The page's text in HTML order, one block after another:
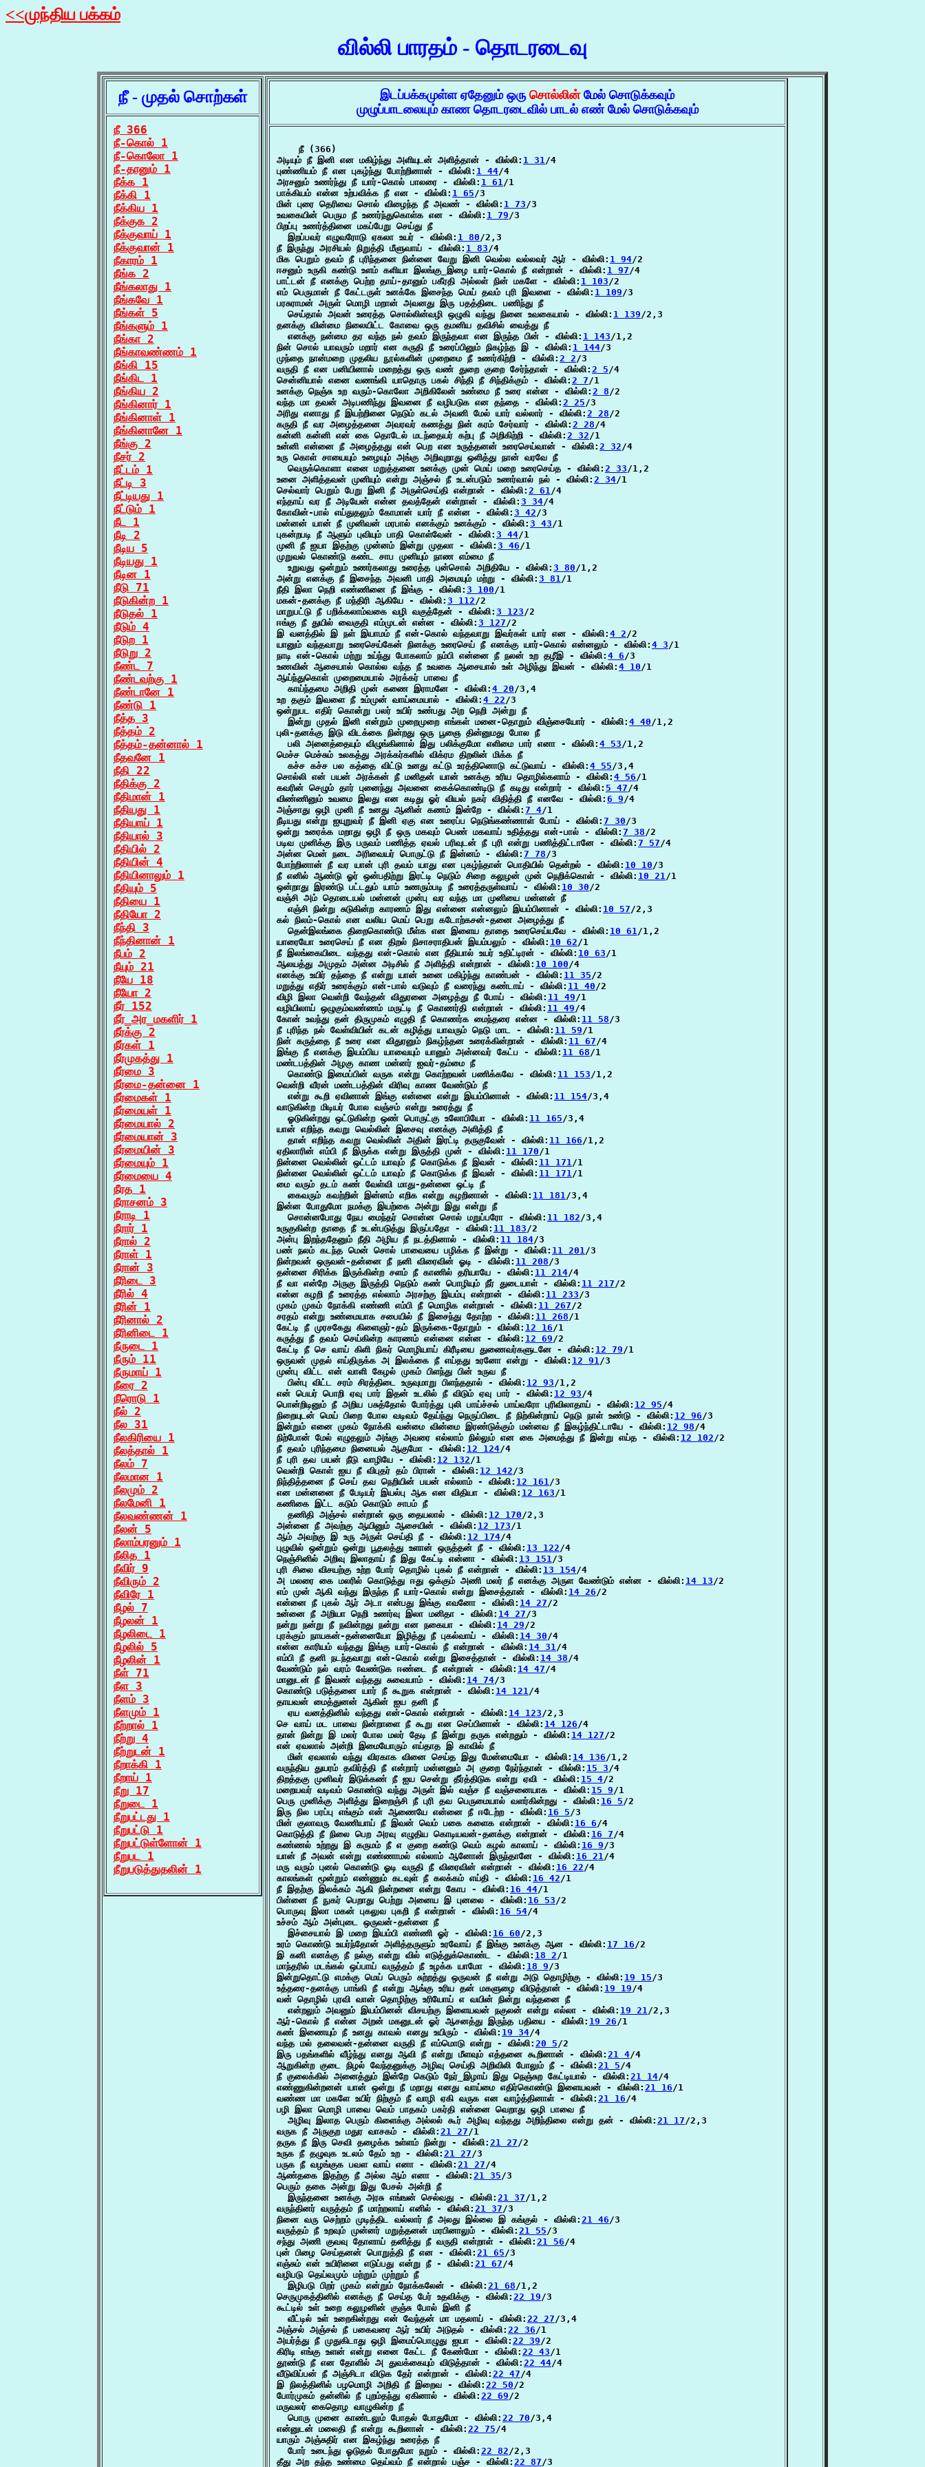
<<முந்திய பக்கம்
வில்லி பாரதம் - தொடரடைவு
நீ - முதல் சொற்கள்
நீ 366
நீ-கொல் 1
நீ-கொலோ 1
நீ-தானும் 1
நீக்க 1
நீக்கி 1
நீக்கிய 1
நீக்குக 2
நீக்குவாய் 1
நீக்குவான் 1
நீகாரம் 1
நீங்க 2
நீங்கலாது 1
நீங்கவே 1
நீங்கள் 5
நீங்களும் 1
நீங்கா 2
நீங்காவண்ணம் 1
நீங்கி 15
நீங்கிட 1
நீங்கிய 2
நீங்கினார் 1
நீங்கினாள் 1
நீங்கினானே 1
நீங்கு 2
நீசர் 2
நீட்டம் 1
நீட்டி 3
நீட்டியது 1
நீட்டும் 1
நீட 1
நீடி 2
நீடிய 5
நீடியது 1
நீடின 1
நீடு 71
நீடுகின்ற 1
நீடுதல் 1
நீடும் 4
நீடுற 1
நீடுறு 2
நீண்ட 7
நீண்டவற்கு 1
நீண்டானே 1
நீண்டு 1
நீத்த 3
நீத்தம் 2
நீத்தம்-தன்னால் 1
நீதவனே 1
நீதி 22
நீதிக்கு 2
நீதிமான் 1
நீதியது 1
நீதியாய் 1
நீதியால் 3
நீதியில் 2
நீதியின் 4
நீதியினாலும் 1
நீதியும் 5
நீதியை 1
நீதியோ 2
நீந்தி 3
நீந்தினான் 1
நீபம் 2
நீயும் 21
நீயே 18
நீயோ 2
நீர் 152
நீர்_அர_மகளிர் 1
நீர்க்கு 2
நீர்கள் 1
நீர்முகத்து 1
நீர்மை 3
நீர்மை-தன்னை 1
நீர்மைகள் 1
நீர்மையள் 1
நீர்மையால் 2
நீர்மையான் 3
நீர்மையின் 3
நீர்மையும் 1
நீர்மையை 4
நீரத 1
நீராசனம் 3
நீராடி 1
நீரார் 1
நீரால் 2
நீராள் 1
நீரான் 3
நீரிடை 3
நீரில் 4
நீரின் 1
நீரினால் 2
நீரினிடை 1
நீருடை 1
நீரும் 11
நீருமாய் 1
நீரை 2
நீரொடு 1
நீல் 2
நீல 31
நீலகிரியை 1
நீலத்தால் 1
நீலம் 7
நீலமான 1
நீலமும் 2
நீலமேனி 1
நீலவண்ணன் 1
நீலன் 5
நீலாம்பரனும் 1
நீலித 1
நீவிர் 9
நீவிரும் 2
நீவிரே 1
நீழல் 7
நீழலன் 1
நீழலிடை 1
நீழலில் 5
நீழலின் 1
நீள் 71
நீள 3
நீளம் 3
நீளமும் 1
நீற்றால் 1
நீற்று 4
நீற்றுடன் 1
நீறாக்கி 1
நீறாய் 1
நீறு 17
நீறுடை 1
நீறுபட்டது 1
நீறுபட்டு 1
நீறுபட்டுள்ளோன் 1
நீறுபட 1
நீறுபடுத்துதலின் 1
இடப்பக்கமுள்ள ஏதேனும் ஒரு சொல்லின் மேல் சொடுக்கவும்
முழுப்பாடலையும் காண தொடரடைவில் பாடல் எண் மேல் சொடுக்கவும்
    நீ (366)
அடியும் நீ இனி என மகிழ்ந்து அளியுடன் அளித்தான் - வில்லி: 1 31/4
புண்ணியம் நீ என புகழ்ந்து போற்றினான் - வில்லி: 1 44/4
அரசனும் உணர்ந்து நீ யார்-கொல் பாலரை - வில்லி: 1 61/1
பாக்கியம் என்ன உற்பவிக்க நீ என - வில்லி: 1 65/3
மின் புரை தெரிவை சொல் விழைந்த நீ அவண் - வில்லி: 1 73/3
உவகையின் பெரும நீ உணர்ந்துகொள்க என - வில்லி: 1 79/3
பிறப்பு உணர்த்தினை மகப்பேறு செய்து நீ
  இறப்பவர் எழுவரோடு ஏகலா உயர் - வில்லி:
1 80/2,3
நீ இருந்து அரசியல் நிறுத்தி மீளுவாய் - வில்லி: 1 83/4
மிக பெறும் தவம் நீ புரிந்தனை நின்னை வேறு இனி வெல்ல வல்லவர் ஆர் - வில்லி: 1 94/2
ஈசனும் உருகி கண்டு உளம் களியா இலங்கு_இழை யார்-கொல் நீ என்றான் - வில்லி: 1 97/4
பாட்டன் நீ எனக்கு பெற்ற தாய்-தானும் பகீரதி அல்லள் நின் மகளே - வில்லி: 1 103/2
எம் பெருமான் நீ கேட்டருள் உனக்கே இசைந்த மெய் தவம் புரி இவளை - வில்லி: 1 109/3
பரசுராமன் அருள் மொழி மறான் அவனது இரு பதத்திடை பணிந்து நீ
  செய்தால் அவன் உரைத்த சொல்லின்வழி ஒழுகி வந்து நினை உவகையால் - வில்லி:
1 139/2,3
தனக்கு வின்மை நிலையிட்ட கோவை ஒரு தமனிய தவிசில் வைத்து நீ
  எனக்கு நன்மை தர வந்த நல் தவம் இருந்தவா என இருந்த பின் - வில்லி:
1 143/1,2
நின் சொல் யாவரும் மறார் என கருதி நீ உரைப்பினும் நிகழ்ந்த இ - வில்லி: 1 144/3
முந்தை நான்மறை முதலிய நூல்களின் முறைமை நீ உணர்கிற்றி - வில்லி: 2 2/3
வருதி நீ என பனியினால் மறைத்து ஒரு வண் துறை குறை சேர்ந்தான் - வில்லி: 2 5/4
சென்னியால் எனை வணங்கி யாதொரு பகல் சிந்தி நீ சிந்திக்கும் - வில்லி: 2 7/1
உனக்கு நெஞ்சு உற வரும்-கொலோ அறிகிலேன் உண்மை நீ உரை என்ன - வில்லி: 2 8/2
வந்த மா தவன் அடிபணிந்து இவனை நீ வழிபடுக என தந்தை - வில்லி: 2 25/3
அரிது எனாது நீ இயற்றினை நெடும் கடல் அவனி மேல் யார் வல்லார் - வில்லி: 2 28/2
கருதி நீ வர அழைத்தனை அவரவர் கணத்து நின் கரம் சேர்வார் - வில்லி: 2 28/4
கன்னி கன்னி என் கை தொடேல் மடந்தையர் கற்பு நீ அறிகிற்றி - வில்லி: 2 32/1
உன்னி என்னை நீ அழைத்தது என் பெற என உருத்தனன் உரைசெய்வான் - வில்லி: 2 32/4
உரு கொள் சாயையும் உழையும் அங்கு அறிவுறாது ஒளித்து நான் வரவே நீ
  வெருக்கொளா எனை மறுத்தனை உனக்கு முன் மெய் மறை உரைசெய்த - வில்லி:
2 33/1,2
உனை அளித்தவன் முனியும் என்று அஞ்சல் நீ உடன்படும் உணர்வால் நல் - வில்லி: 2 34/1
செல்வார் பெறும் பேறு இனி நீ அருள்செய்தி என்றான் - வில்லி: 2 61/4
எந்தாய் வர நீ அடியேன் என்ன தவத்தேன் என்றான் - வில்லி: 3 34/4
கோவின்-பால் எய்துதலும் கோமான் யார் நீ என்ன - வில்லி: 3 42/3
மன்னன் யான் நீ முனிவன் மரபால் எனக்கும் உனக்கும் - வில்லி: 3 43/1
புகன்றபடி நீ ஆளும் புவியும் பாதி கொள்வேன் - வில்லி: 3 44/1
முனி நீ ஐயா இதற்கு முன்னம் இன்று முதலா - வில்லி: 3 46/1
முறுவல் கொண்டு கண்ட சாப முனியும் நாண எம்மை நீ
  உறுவது ஒன்றும் உணர்கலாது உரைத்த புன்சொல் அறிதியே - வில்லி:
3 80/1,2
அன்று எனக்கு நீ இசைந்த அவனி பாதி அமையும் மற்று - வில்லி: 3 81/1
நீதி இலா நெறி எண்ணினை நீ இங்கு - வில்லி: 3 100/1
மகன்-தனக்கு நீ மந்திரி ஆகியே - வில்லி: 3 112/2
மாறுபட்டு நீ பறிக்கலாம்வகை வழி வகுத்தேன் - வில்லி: 3 123/2
ஈங்கு நீ துயில் வைகுதி எம்முடன் என்ன - வில்லி: 3 127/2
இ வனத்தில் இ நள் இயாமம் நீ என்-கொல் வந்தவாறு இவர்கள் யார் என - வில்லி: 4 2/2
யானும் வந்தவாறு உரைசெய்கேன் நினக்கு உரைசெய் நீ எனக்கு யார்-கொல் என்னலும் - வில்லி: 4 3/1
நாடி என்-கொல் மற்று உய்ந்து போகலாம் நம்பி என்னை நீ நலன் உற தழீஇ - வில்லி: 4 6/3
உணவின் ஆசையால் கொல்ல வந்த நீ உவகை ஆசையால் உள் அழிந்து இவன் - வில்லி: 4 10/1
ஆய்ந்துகொள் முறைமையால் அரக்கர் பாவை நீ
  காய்ந்தமை அறிதி முன் கணை இராமனே - வில்லி:
4 20/3,4
உற தகும் இவளை நீ உம்முன் வாய்மையால் - வில்லி: 4 22/3
ஒன்றுபட எதிர் கொன்று பலர் உயிர் உண்பது அற நெறி அன்று நீ
  இன்று முதல் இனி என்றும் முறைமுறை எங்கள் மனை-தொறும் விஞ்சையோர் - வில்லி:
4 40/1,2
புலி-தனக்கு இடு விடக்கை நின்றது ஒரு பூஞை தின்னுமது போல நீ
  பலி அனைத்தையும் விழுங்கினால் இது பலிக்குமோ எளிமை பார் எனா - வில்லி:
4 53/1,2
மெச்ச மெச்சும் உலகத்து அரக்கர்களில் விக்ரம திறலின் மிக்க நீ
  கச்ச கச்ச பல கத்தை விட்டு உனது கட்டு உரத்தினொடு கட்டுவாய் - வில்லி:
4 55/3,4
சொல்லி என் பயன் அரக்கன் நீ மனிதன் யான் உனக்கு உரிய தொழில்களாம் - வில்லி: 4 56/1
கவரின் செழும் தார் புனைந்து அவனை கைக்கொண்டிடு நீ கடிது என்றார் - வில்லி: 5 47/4
விண்ணினும் உவமை இலது என கடிது ஓர் வியல் நகர் விதித்தி நீ எனவே - வில்லி: 6 9/4
அஞ்சாது ஒழி முனி நீ உனது ஆனின் கணம் இன்றே - வில்லி: 7 4/1
நீடியது என்று ஐயுறுவர் நீ இனி ஏகு என உரைப்ப நெடுங்கண்ணாள் போய் - வில்லி: 7 30/3
ஒன்று உரைக்க மறாது ஒழி நீ ஒரு மகவும் பெண் மகவாய் உதித்தது என்-பால் - வில்லி: 7 38/2
படிவ முனிக்கு இரு பருவம் பணித்த ஏவல் பரிவுடன் நீ புரி என்று பணித்திட்டானே - வில்லி: 7 57/4
அன்ன மென் நடை அரிவையர் பொருட்டு நீ இன்னம் - வில்லி: 7 78/3
போற்றினான் நீ வர யான் புரி தவம் யாது என புகழ்ந்தான் பொதியில் தென்றல் - வில்லி: 10 10/3
நீ எனில் ஆண்டு ஓர் ஒன்பதிற்று இரட்டி நெடும் சிறை கலுழன் முன் நெறிக்கொள் - வில்லி: 10 21/1
ஒன்றாது இரண்டு பட்டதும் யாம் உணரும்படி நீ உரைத்தருள்வாய் - வில்லி: 10 30/2
வஞ்சி அம் தொடையல் மன்னன் முன்பு வர வந்த மா முனியை மன்னன் நீ
  எஞ்சி நின்று சுடுகின்ற காரணம் இது என்னை என்னலும் இயம்பினான் - வில்லி:
10 57/2,3
கல் நிலம்-கொல் என வலிய மெய் பெறு கடோற்கசன்-தனை அழைத்து நீ
  தென்இலங்கை திறைகொண்டு மீள்க என இளைய தாதை உரைசெய்யவே - வில்லி:
10 61/1,2
யாரையோ உரைசெய் நீ என திறல் நிசாசராதிபன் இயம்பலும் - வில்லி: 10 62/1
நீ இலங்கையிடை வந்தது என்-கொல் என நீதியால் உயர் உதிட்டிரன் - வில்லி: 10 63/1
ஆலயத்து அமுதம் அன்ன அடிசில் நீ அளித்தி என்றான் - வில்லி: 10 100/4
எனக்கு உயிர் தந்தை நீ என்று யான் உனை மகிழ்ந்து காண்பன் - வில்லி: 11 35/2
மறுத்து எதிர் உரைக்கும் என்-பால் வடுவும் நீ வரைந்து கண்டாய் - வில்லி: 11 40/2
விழி இலா வென்றி வேந்தன் விதுரனை அழைத்து நீ போய் - வில்லி: 11 49/1
வழியிலாய் ஒழுகும்வண்ணம் மருட்டி நீ கொணர்தி என்றான் - வில்லி: 11 49/4
கோன் உவந்து தன் திருமுகம் எழுதி நீ கொணர்க மைந்தரை என்ன - வில்லி: 11 58/3
நீ புரிந்த நல் வேள்வியின் கடன் கழித்து யாவரும் நெடு மாட - வில்லி: 11 59/1
நின் கருத்தை நீ உரை என விதுரனும் நிகழ்ந்தன உரைக்கின்றான் - வில்லி: 11 67/4
இங்கு நீ எனக்கு இயம்பிய யாவையும் யானும் அன்னவர் கேட்ப - வில்லி: 11 68/1
மண்டபத்தின் அழகு காண மன்னர் ஐவர்-தம்மை நீ
  கொண்டு இமைப்பின் வருக என்று கொற்றவன் பணிக்கவே - வில்லி:
11 153/1,2
வென்றி வீரன் மண்டபத்தின் விரிவு காண வேண்டும் நீ
  என்று கூறி ஏவினான் இங்கு என்னை என்று இயம்பினான் - வில்லி:
11 154/3,4
வாடுகின்ற மிடியர் போல வஞ்சம் என்று உரைத்து நீ
  ஓடுகின்றது ஒட்டுகின்ற ஒண் பொருட்கு உலோபியோ - வில்லி:
11 165/3,4
யான் எறிந்த கவறு வெல்லின் இசைவு எனக்கு அளித்தி நீ
  தான் எறிந்த கவறு வெல்லின் அதின் இரட்டி தருகுவேன் - வில்லி:
11 166/1,2
ஏதிலாரின் எம்பி நீ இருக்க என்று இருத்தி முன் - வில்லி: 11 170/1
நின்னை வெல்லின் ஒட்டம் யாவும் நீ கொடுக்க நீ இவன் - வில்லி: 11 171/1
நின்னை வெல்லின் ஒட்டம் யாவும் நீ கொடுக்க நீ இவன் - வில்லி: 11 171/1
மை வரும் தடம் கண் வேள்வி மாது-தன்னை ஒட்டி நீ
  கைவரும் கவற்றின் இன்னம் எறிக என்று கழறினான் - வில்லி:
11 181/3,4
இன்ன போதுமோ நமக்கு இயற்கை அன்று இது என்று நீ
  சொன்னபோது நேய மைந்தர் சொன்ன சொல் மறுப்பரோ - வில்லி:
11 182/3,4
உருகுகின்ற தாதை நீ உடன்படுத்து இருப்பதோ - வில்லி: 11 183/2
அன்பு இறந்ததேனும் நீதி அழிய நீ நடத்தினால் - வில்லி: 11 184/3
பண் நலம் கடந்த மென் சொல் பாவையை பழிக்க நீ இன்று - வில்லி: 11 201/3
நின்றவன் ஒருவன்-தன்னை நீ நனி விரைவின் ஓடி - வில்லி: 11 208/3
தன்னை சிரிக்க இருக்கின்ற சளம் நீ காணில் தரியாயே - வில்லி: 11 214/4
நீ வா என்றே அருகு இருத்தி நெடும் கண் பொழியும் நீர் துடையாள் - வில்லி: 11 217/2
என்ன கழறி நீ உரைத்த எல்லாம் அரசற்கு இயம்பு என்றான் - வில்லி: 11 233/3
முகம் முகம் நோக்கி எண்ணி எம்பி நீ மொழிக என்றான் - வில்லி: 11 267/2
சரதம் என்று உண்மையாக சபையில் நீ இசைந்து தோற்ற - வில்லி: 11 268/1
கேட்டி நீ முரசகேது கிளைஞர்-தம் இருக்கை-தோறும் - வில்லி: 12 16/1
கருத்து நீ தவம் செய்கின்ற காரணம் என்னை என்ன - வில்லி: 12 69/2
கேட்டி நீ செ வாய் கிளி நிகர் மொழியாய் கிரீடியை துணைவர்களுடனே - வில்லி: 12 79/1
ஒருவன் முதல் எய்திருக்க அ இலக்கை நீ எய்தது உரனோ என்று - வில்லி: 12 91/3
முன்பு விட்ட என் வாளி கேழல் முகம் பிளந்து பின் உருவ நீ
  பின்பு விட்ட சரம் சிரத்திடை உருவுமாறு பிளந்ததால் - வில்லி:
12 93/1,2
என் பெயர் பொறி ஏவு பார் இதன் உடலில் நீ விடும் ஏவு பார் - வில்லி: 12 93/4
பொன்றிடினும் நீ அறிய பசுத்தோல் போர்த்து புலி பாய்ச்சல் பாய்வரோ புரிவிலாதாய் - வில்லி: 12 95/4
நிறையுடன் மெய் பிறை போல வடிவம் தேய்ந்து நெருப்பிடை நீ நிற்கின்றாய் நெடு நாள் உண்டு - வில்லி: 12 96/3
இன்றும் எனை முகம் நோக்கி வன்மை வின்மை இரண்டுக்கும் மன்னவ நீ இகழ்ந்திட்டாயே - வில்லி: 12 98/4
நிற்போன் மேல் எழுதலும் அங்கு அவரை எல்லாம் நில்லும் என கை அமைத்து நீ இன்று எய்த - வில்லி: 12 102/2
நீ தவம் புரிந்தமை நினையல் ஆகுமோ - வில்லி: 12 124/4
நீ புரி தவ பயன் நீடு வாழியே - வில்லி: 12 132/1
வென்றி கொள் ஐய நீ விபுதர் தம் பிரான் - வில்லி: 12 142/3
நிந்தித்தனை நீ செய் தவ நெறியின் பயன் எல்லாம் - வில்லி: 12 161/3
என மன்னனை நீ பேடியர் இயல்பு ஆக என விதியா - வில்லி: 12 163/1
கணிகை இட்ட கடும் கொடும் சாபம் நீ
  தணிதி அஞ்சல் என்றான் ஒரு தையலால் - வில்லி:
12 170/2,3
அன்னை நீ அவற்கு ஆயினும் ஆசையின் - வில்லி: 12 173/1
ஆம் அவற்கு இ உரு அருள் செய்தி நீ - வில்லி: 12 174/4
புழுவில் ஒன்றும் ஒன்று பூதலத்து உளான் ஒருத்தன் நீ - வில்லி: 13 122/4
நெஞ்சினில் அறிவு இலாதாய் நீ இது கேட்டி என்னா - வில்லி: 13 151/3
புரி சிலை விசயற்கு உற்ற போர் தொழில் புகல் நீ என்றான் - வில்லி: 13 154/4
அ மலரை கை மலரில் கொடுத்து ஈது ஒக்கும் அணி மலர் நீ எனக்கு அருள வேண்டும் என்ன - வில்லி: 14 13/2
எம் முன் ஆகி வந்து இருந்த நீ யார்-கொல் என்று இசைத்தான் - வில்லி: 14 26/2
என்னை நீ புகல் ஆர் அடா என்பது இங்கு எவனோ - வில்லி: 14 27/2
உன்னை நீ அறியா நெறி உணர்வு இலா மனிதா - வில்லி: 14 27/3
நன்று நன்று நீ நவின்றது நன்று என நகையா - வில்லி: 14 29/2
புரக்கும் நாயகன்-தன்னையோ இழித்து நீ புகல்வாய் - வில்லி: 14 30/4
என்ன காரியம் வந்தது இங்கு யார்-கொல் நீ என்றான் - வில்லி: 14 31/4
எம்பி நீ தனி நடந்தவாறு என்-கொல் என்று இசைத்தான் - வில்லி: 14 38/4
வேண்டும் நல் வரம் வேண்டுக ஈண்டை நீ என்றான் - வில்லி: 14 47/4
மானுடன் நீ இவண் வந்தது சுவையாம் - வில்லி: 14 74/3
கொண்டு படுத்தனை யார் நீ கூறுக என்றான் - வில்லி: 14 121/4
தாயவன் மைத்துனன் ஆகின் ஐய தனி நீ
  ஏய வனத்தினில் வந்தது என்-கொல் என்றான் - வில்லி:
14 123/2,3
செ வாய் மட பாவை நின்றாளை நீ கூறு என செப்பினான் - வில்லி: 14 126/4
தான் நின்று இ மலர் போல மலர் தேடி நீ இன்று தருக என்றதும் - வில்லி: 14 127/2
என் ஏவலால் அன்றி இமையோரும் எய்தாத இ காவில் நீ
  மின் ஏவலால் வந்து விரகாக வினை செய்த இது மேன்மையோ - வில்லி:
14 136/1,2
வருந்திய துயரம் தவிர்த்தி நீ என்றார் மன்னனும் அ குறை நேர்ந்தான் - வில்லி: 15 3/4
திறத்தகு முனிவர் இடுக்கண் நீ ஐய சென்று தீர்த்திடுக என்று ஏவி - வில்லி: 15 4/2
மறையவர் வடிவம் கொண்டு வந்து அருள் இல் வஞ்ச நீ வஞ்சனையாக - வில்லி: 15 9/1
பெரு முனிக்கு அளித்து இறைஞ்சி நீ புரி தவ பெருமையால் வளர்கின்றது - வில்லி: 16 5/2
இரு நில பரப்பு எங்கும் என் ஆணையே என்னை நீ ஈடேற்ற - வில்லி: 16 5/3
மின் குலாவரு வேணியாய் நீ இவன் வெம் பகை களைக என்றான் - வில்லி: 16 6/4
கொடுத்தி நீ நிலை பெற அரவு எழுதிய கொடியவன்-தனக்கு என்றான் - வில்லி: 16 7/4
கண்ணல் உற்றது இ கருமம் நீ எ குறை கண்டு வெம் கழல் காலாய் - வில்லி: 16 9/3
யான் நீ அவன் என்று எண்ணாமல் எல்லாம் ஆனோன் இருந்தானே - வில்லி: 16 21/4
மரு வரும் புனல் கொண்டு ஓடி வருதி நீ விரைவின் என்றான் - வில்லி: 16 22/4
காலங்கள் மூன்றும் எண்ணும் கடவுள் நீ கலக்கம் எய்தி - வில்லி: 16 42/1
நீ இதற்கு இலக்கம் ஆகி நின்றனை என்று கோப - வில்லி: 16 44/1
பின்னை நீ நுகர் பெறாது பெற்று அனைய இ புனலை - வில்லி: 16 53/2
பொருவு இலா மகன் புகலுவ புகறி நீ என்றான் - வில்லி: 16 54/4
உச்சம் ஆம் அன்புடை ஒருவன்-தன்னை நீ
  இச்சையால் இ மறை இயம்பி எண்ணி ஓர் - வில்லி:
16 60/2,3
உரம் கொண்டு உயர்ந்தோன் அளித்தருளும் உரவோய் நீ இங்கு உனக்கு ஆன - வில்லி: 17 16/2
இ கனி எனக்கு நீ நல்கு என்று வில் எடுத்துக்கொண்ட - வில்லி: 18 2/1
மாந்தரில் மடங்கல் ஒப்பாய் வருத்தம் நீ உழக்க யாமோ - வில்லி: 18 9/3
இன்றுதொட்டு எமக்கு மெய் பெரும் சுற்றத்து ஒருவன் நீ என்று அடு தொழிற்கு - வில்லி: 19 15/3
உத்தரை-தனக்கு பாங்கி நீ என்று ஆங்கு உரிய தன் மகளுழை விடுத்தான் - வில்லி: 19 19/4
வன் தொழில் புரவி வான் தொழிற்கு உரியோய் எ வயின் நின்று வந்தனை நீ
  என்றலும் அவனும் இயம்பினன் விசயற்கு இளையவன் நகுலன் என்று எல்லா - வில்லி:
19 21/2,3
ஆர்-கொல் நீ என்ன அறன் மகனுடன் ஓர் ஆசனத்து இருந்த பதியை - வில்லி: 19 26/1
கண் இணையும் நீ உனது காவல் எனது உயிரும் - வில்லி: 19 34/4
வந்த மல் தலைவன்-தன்னை வருதி நீ எம்மொடு என்று - வில்லி: 20 5/2
இரு பதங்களில் வீழ்ந்து எனது ஆவி நீ என்று மீளவும் எத்தனை கூறினான் - வில்லி: 21 4/4
ஆறுகின்ற குடை நிழல் வேந்தனுக்கு அழிவு செய்தி அறிவிலி போலும் நீ - வில்லி: 21 5/4
நீ குலைக்கில் அனைத்தும் இன்றே கெடும் நேர்_இழாய் இது நெஞ்சுற கேட்டியால் - வில்லி: 21 14/4
எண்ணுகின்றனன் யான் ஒன்று நீ மறாது எனது வாய்மை எதிர்கொண்டு இளையவன் - வில்லி: 21 16/1
வண்ண மா மகளே உயிர் நிற்கும் நீ வாழி ஏகி வருக என வாழ்த்தினாள் - வில்லி: 21 16/4
பழி இலா மொழி பாவை வெம் பாதகம் பகர்தி என்னை வெறாது ஒழி பாவை நீ
  அழிவு இலாத பெரும் கிளைக்கு அல்லல் கூர் அழிவு வந்தது அறிந்திலை என்று தன் - வில்லி:
21 17/2,3
வருக நீ அருகுற மதுர வாசகம் - வில்லி: 21 27/1
தருக நீ இரு செவி தழைக்க உள்ளம் நின்று - வில்லி: 21 27/2
உருக நீ தழுவுக உடலம் தேம் உற - வில்லி: 21 27/3
பருக நீ வழங்குக பவள வாய் எனா - வில்லி: 21 27/4
ஆண்தகை இதற்கு நீ அல்ல ஆம் எனா - வில்லி: 21 35/3
பெரும் தகை அன்று இது பேசல் அன்றி நீ
  இருந்தனை உனக்கு அரசு எங்ஙன் செல்வது - வில்லி:
21 37/1,2
வருந்தினர் வருத்தம் நீ மாற்றலாய் எனில் - வில்லி: 21 37/3
நினை வரு செற்றம் முடித்திட வல்லார் நீ அலது இல்லை இ கங்குல் - வில்லி: 21 46/3
வருத்தம் நீ உறவும் முன்னர் மறுத்தனன் மரபினாலும் - வில்லி: 21 55/3
சந்து அணி குவவு தோளாய் தனித்து நீ வருதி என்றாள் - வில்லி: 21 56/4
புன் பிழை செய்தனன் பொறுத்தி நீ என - வில்லி: 21 65/3
எஞ்சும் என் உயிரினை எடுப்பது என்று நீ - வில்லி: 21 67/4
வழிபடு தெய்வமும் மற்றும் முற்றும் நீ
  இழிபடு பிறர் முகம் என்றும் நோக்கலேன் - வில்லி:
21 68/1,2
செருமுகத்தினில் எனக்கு நீ செய்த பேர் உதவிக்கு - வில்லி: 22 19/3
கூட்டில் உள் உறை கலுழனின் குஞ்சு போல் இனி நீ
  வீட்டில் உள் உறைகின்றது என் வேந்தன் மா மதலாய் - வில்லி:
22 27/3,4
அஞ்சல் அஞ்சல் நீ பகைவரை ஆர் உயிர் அடுதல் - வில்லி: 22 36/1
அயர்த்து நீ முதுகிடாது ஒழி இமைப்பொழுது ஐயா - வில்லி: 22 39/2
கிரிடி எங்கு உளன் என்று எனை கேட்ட நீ கேண்மோ - வில்லி: 22 43/1
தூண்டு நீ என தோளில் அ துவக்கையும் விடுத்தான் - வில்லி: 22 44/4
வீடுவிப்பன் நீ அஞ்சிடா விடுக தேர் என்றான் - வில்லி: 22 47/4
இ நிலத்தினில் பழமொழி அறிதி நீ இறைவ - வில்லி: 22 50/2
போர்முகம் தன்னில் நீ புறம்தந்து ஏகினால் - வில்லி: 22 69/2
மருவலர் கைதொழ வாழுகின்ற நீ
  பொரு முனை காண்டலும் போதல் போதுமோ - வில்லி:
22 70/3,4
என்னுடன் மலைதி நீ என்று கூறினான் - வில்லி: 22 75/4
யாரும் அஞ்சுதிர் என இகழ்ந்து உரைத்த நீ
  போர் உடைந்து ஓடுதல் போதுமோ நறும் - வில்லி:
22 82/2,3
தீது அற தந்த உண்மை தெய்வம் நீ என்றால் பஞ்ச - வில்லி: 22 87/3